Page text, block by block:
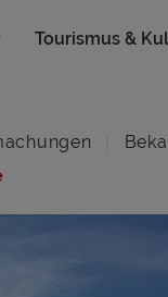
Tourismus &